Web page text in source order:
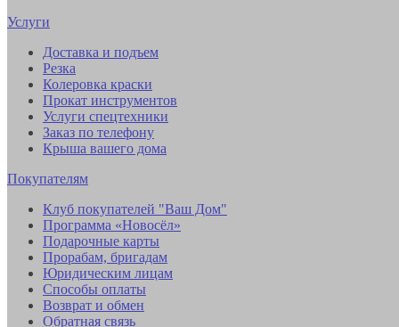
Услуги
Доставка и подъем
Резка
Колеровка краски
Прокат инструментов
Услуги спецтехники
Заказ по телефону
Крыша вашего дома
Покупателям
Клуб покупателей "Ваш Дом"
Программа «Новосёл»
Подарочные карты
Прорабам, бригадам
Юридическим лицам
Способы оплаты
Возврат и обмен
Обратная связь